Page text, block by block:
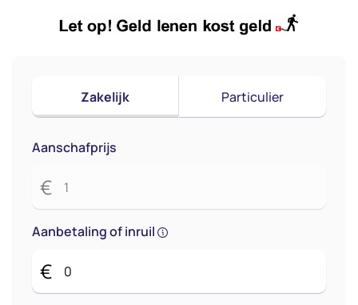
Zakelijk Particulier
Aanschafprijs
€
Aanbetaling of inruil
€